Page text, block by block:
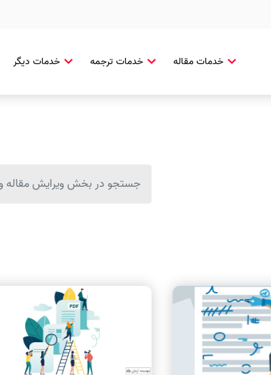
خدمات مقاله خدمات ترجمه خدمات دیگر